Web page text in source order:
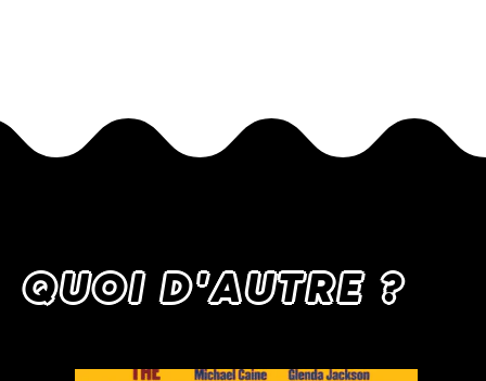
QUOI D'AUTRE ?